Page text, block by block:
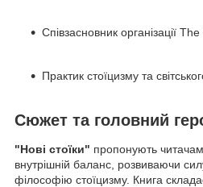
Співзасновник організації
Практик стоїцизму та
Сюжет та головний
"Нові стоїки" пропонують
внутрішній баланс, розвиваючи
філософію стоїцизму. Книга